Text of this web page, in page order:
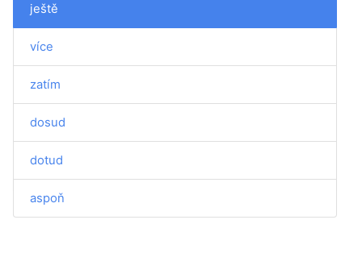
ještě
více
zatím
dosud
dotud
aspoň